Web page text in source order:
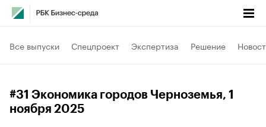
Все выпуски Спецпроект Экспертиза Решение
#31 Экономика городов Черноземья, 1
ноября 2025